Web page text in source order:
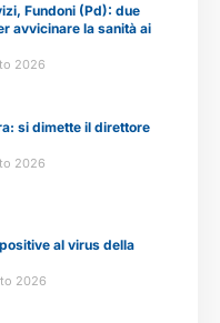
Fundoni (Pd): due
avvicinare la sanità ai
2026
si dimette il direttore
2026
al virus della
2026